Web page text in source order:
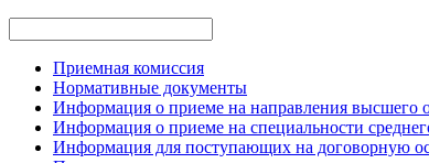
Приемная комиссия
Нормативные документы
Информация о приеме на направления высшего
Информация о приеме на специальности
Информация для поступающих на договорную